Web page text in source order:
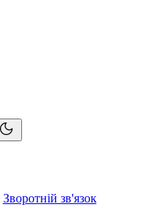
Зворотній зв'язок